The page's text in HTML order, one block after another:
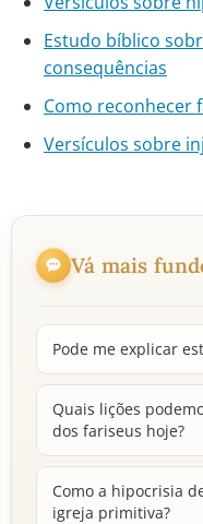
Estudo bíblico
consequências
Como reconhecer
Versículos sobre
Vá mais
Pode me explicar
Quais lições
dos fariseus hoje?
Como a hipocrisia
igreja primitiva?